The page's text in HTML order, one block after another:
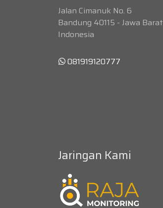
Jalan Cimanuk No. 6
Bandung 40115 - Jawa Barat
Indonesia
081919120777
Jaringan Kami